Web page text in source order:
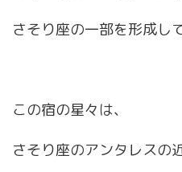
さそり座の一部を形成し
この宿の星々は、
さそり座のアンタレスの